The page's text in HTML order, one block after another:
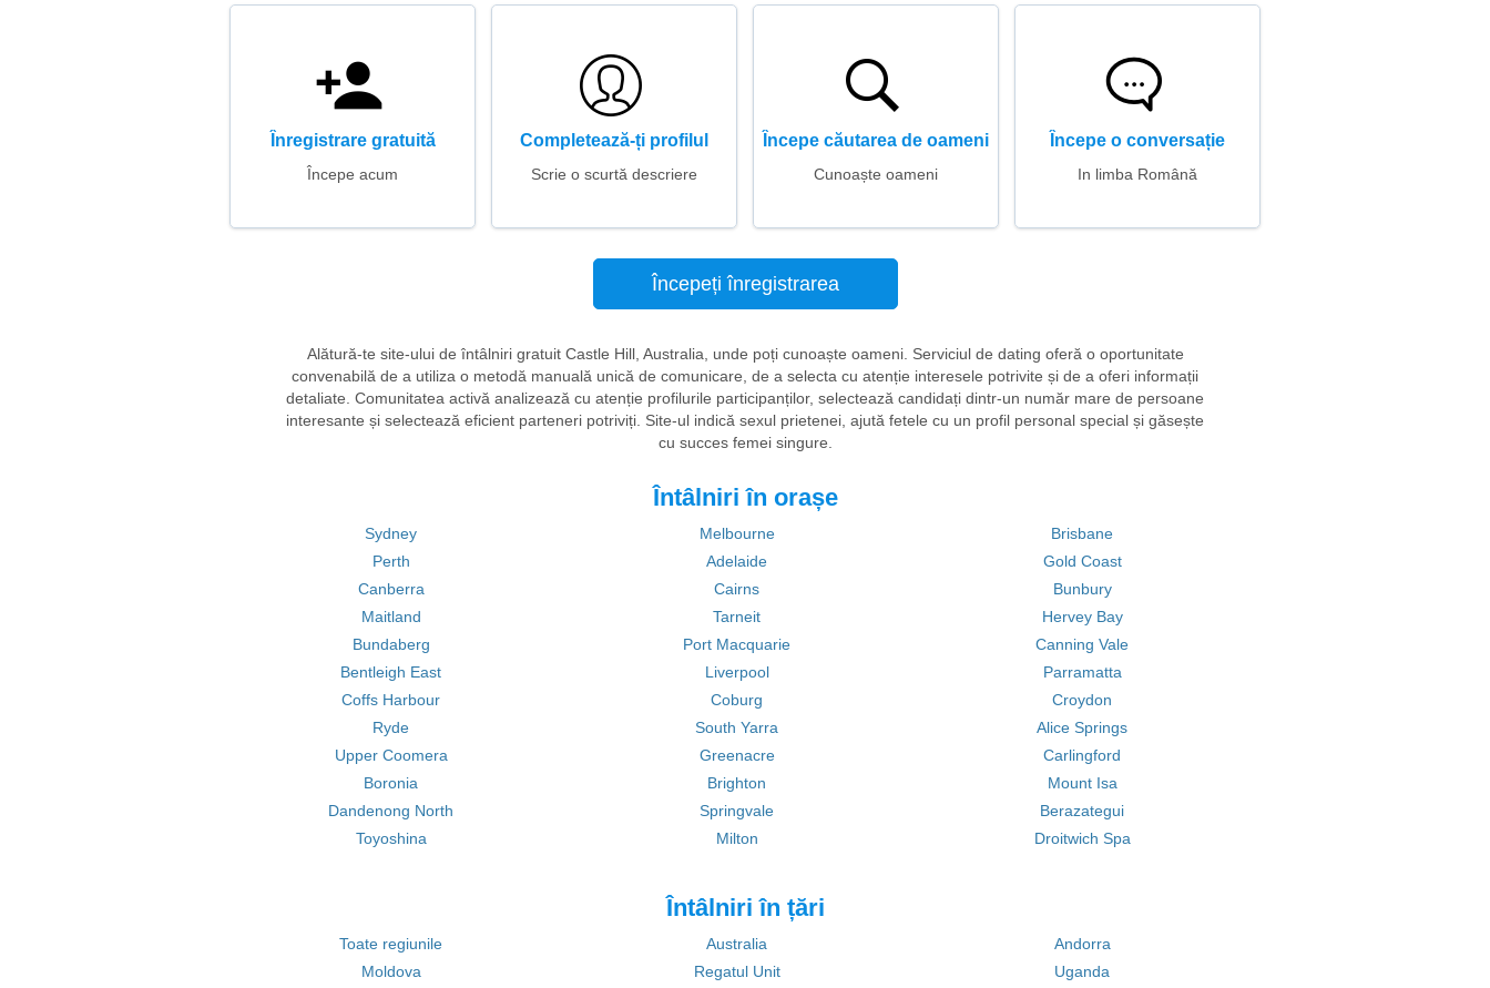
Înregistrare gratuită
Începe acum
Completează-ți profilul
Scrie o scurtă descriere
Începe căutarea de oameni
Cunoaște oameni
Începe o conversație
In limba Română
Începeți înregistrarea
Alătură-te site-ului de întâlniri gratuit Castle Hill, Australia, unde poți cunoaște oameni. Serviciul de dating oferă o oportunitate
convenabilă de a utiliza o metodă manuală unică de comunicare, de a selecta cu atenție interesele potrivite și de a oferi informații
detaliate. Comunitatea activă analizează cu atenție profilurile participanților, selectează candidați dintr-un număr mare de persoane
interesante și selectează eficient parteneri potriviți. Site-ul indică sexul prietenei, ajută fetele cu un profil personal special și găsește
cu succes femei singure.
Întâlniri în orașe
Sydney Melbourne
Brisbane
Perth
Adelaide
Gold Coast
Canberra
Cairns
Bunbury
Maitland
Tarneit
Hervey Bay
Bundaberg
Port Macquarie
Canning Vale
Bentleigh East
Liverpool
Parramatta
Coffs Harbour
Coburg
Croydon
Ryde
South Yarra
Alice Springs
Upper Coomera
Greenacre
Carlingford
Boronia
Brighton
Mount Isa
Dandenong North
Springvale
Berazategui
Toyoshina
Milton Droitwich Spa
Întâlniri în țări
Toate regiunile Australia
Andorra
Moldova
Regatul Unit Uganda